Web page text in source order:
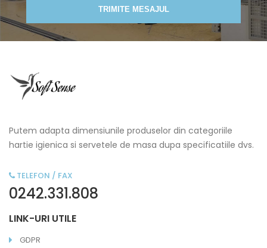
TRIMITE MESAJUL
Putem adapta dimensiunile produselor din categoriile
hartie igienica si servetele de masa dupa specificatiile dvs.
TELEFON / FAX
0242.331.808
LINK-URI UTILE
GDPR